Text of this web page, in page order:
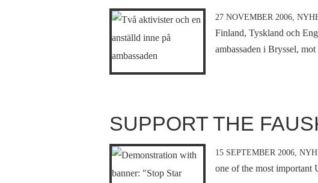
27 NOVEMBER 2006,
Finland, Tyskland och
ambassaden i Bryssel,
SUPPORT THE
15 SEPTEMBER 2006,
one of the most important